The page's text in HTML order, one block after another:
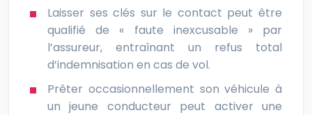
Laisser ses clés sur le contact peut être
qualifié de « faute inexcusable » par
l’assureur, entraînant un refus total
d’indemnisation en cas de vol.
Prêter occasionnellement son véhicule à
un jeune conducteur peut activer une